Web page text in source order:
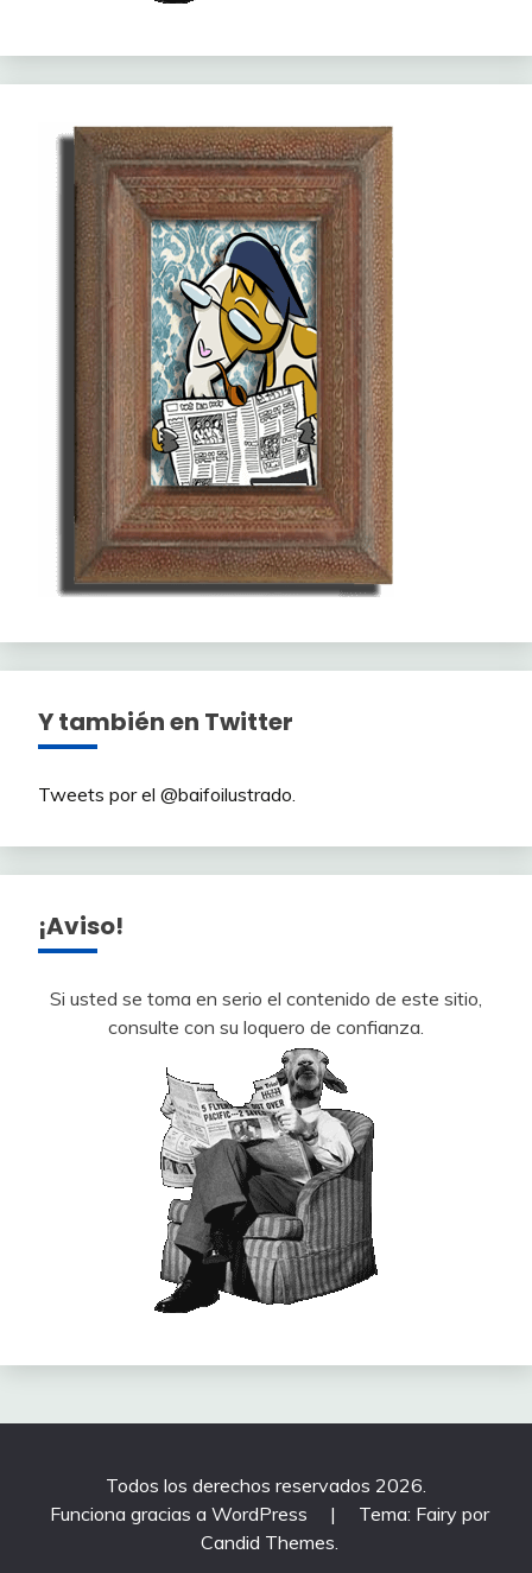
Y también en Twitter
Tweets por el @baifoilustrado.
¡Aviso!
Si usted se toma en serio el contenido de este sitio,
consulte con su loquero de confianza.
Todos los derechos reservados 2026.
Funciona gracias a WordPress
|
Tema: Fairy por
Candid Themes.